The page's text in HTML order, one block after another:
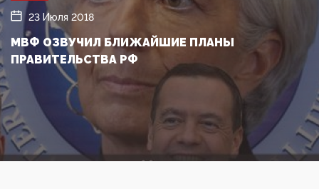
23 Июля 2018
МВФ ОЗВУЧИЛ БЛИЖАЙШИЕ ПЛАНЫ
ПРАВИТЕЛЬСТВА РФ